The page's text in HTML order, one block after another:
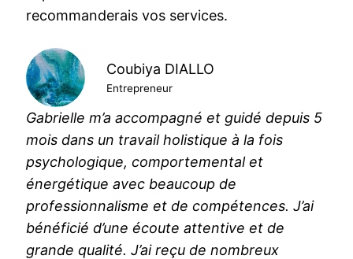
recommanderais vos services.
Coubiya DIALLO
Entrepreneur
Gabrielle m’a accompagné et guidé depuis 5
mois dans un travail holistique à la fois
psychologique, comportemental et
énergétique avec beaucoup de
professionnalisme et de compétences. J’ai
bénéficié d’une écoute attentive et de
grande qualité. J’ai reçu de nombreux